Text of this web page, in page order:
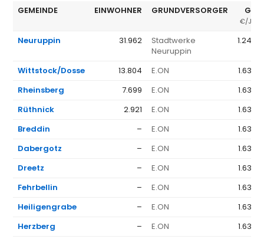
GEMEINDE EINWOHNER GRUNDVERSORGER GV
€/
Neuruppin 31.962
Stadtwerke
Neuruppin
1.245
Wittstock/Dosse 13.804 E.ON
1.636
Rheinsberg
7.699 E.ON
1.636
Rüthnick
2.921 E.ON
1.636
Breddin
– E.ON
1.636
Dabergotz
– E.ON
1.636
Dreetz
– E.ON
1.636
Fehrbellin
– E.ON
1.636
Heiligengrabe
– E.ON
1.636
Herzberg
– E.ON
1.636